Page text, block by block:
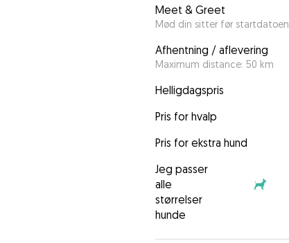
Meet & Greet
Mød din sitter før startdatoen.
Afhentning / aflevering
Maximum distance: 50 km
Helligdagspris
Pris for hvalp
Pris for ekstra hund
Jeg passer
alle
størrelser
hunde